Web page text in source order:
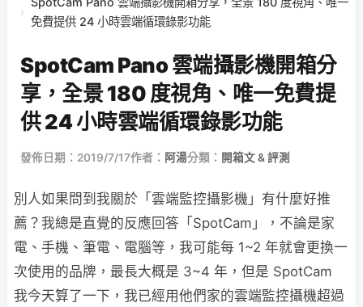
›
免費提供 24 小時雲端循環錄影功能
SpotCam Pano 雲端攝影機開箱分
享，全景 180 度視角、唯一免費提
供 24 小時雲端循環錄影功能
發佈日期：2019/7/17作者： 阿湯分類： 開箱文 & 評測
別人如果問到我關於「雲端監控攝影機」有什麼好推
薦？我總是直覺的反應回答「SpotCam」，不論是家
電、手機、筆電、電腦等，我可能每 1~2 年就會更換一
次使用的品牌，最長大概是 3~4 年，但是 SpotCam
我今天算了一下，我已經用他們家的雲端監控攝機超過